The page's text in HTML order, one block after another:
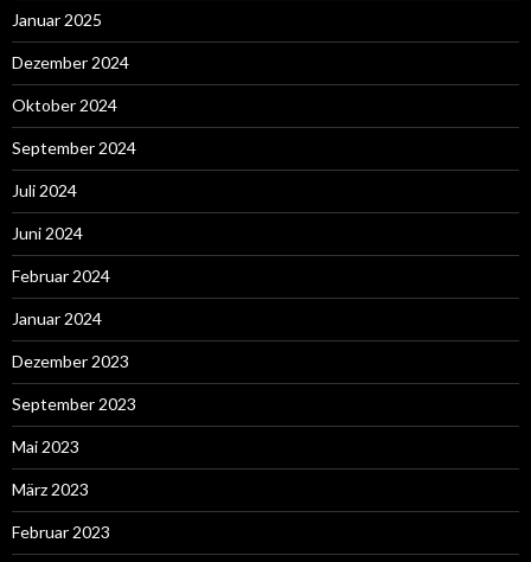
Januar 2025
Dezember 2024
Oktober 2024
September 2024
Juli 2024
Juni 2024
Februar 2024
Januar 2024
Dezember 2023
September 2023
Mai 2023
März 2023
Februar 2023